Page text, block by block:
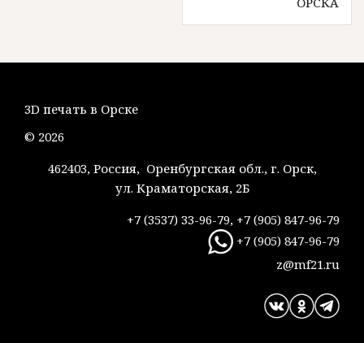
3D печать в Орске
© 2026
462403, Россия, Оренбургская обл., г. Орск,
ул. Краматорская, 2Б
+7 (3537) 33-96-79, +7 (905) 847-96-79
+7 (905) 847-96-79
z@mf21.ru